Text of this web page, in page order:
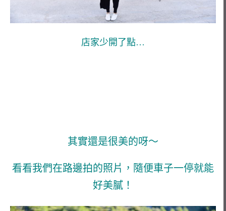
店家少開了點…
其實還是很美的呀～
看看我們在路邊拍的照片，隨便車子一停就能
好美膩！